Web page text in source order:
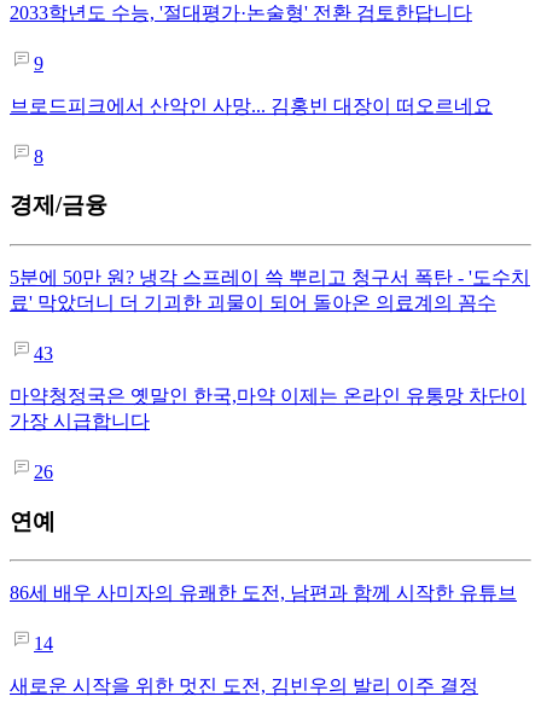
2033학년도 수능, '절대평가·논술형' 전환 검토한답니다
9
브로드피크에서 산악인 사망... 김홍빈 대장이 떠오르네요
8
경제/금융
5분에 50만 원? 냉각 스프레이 쓱 뿌리고 청구서 폭탄 - '도수치
료' 막았더니 더 기괴한 괴물이 되어 돌아온 의료계의 꼼수
43
마약청정국은 옛말인 한국,마약 이제는 온라인 유통망 차단이
가장 시급합니다
26
연예
86세 배우 사미자의 유쾌한 도전, 남편과 함께 시작한 유튜브
14
새로운 시작을 위한 멋진 도전, 김빈우의 발리 이주 결정